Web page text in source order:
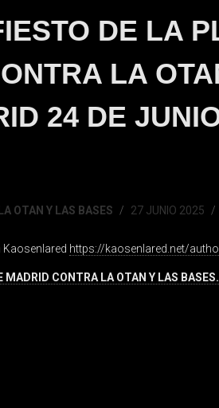
DE LA
LA
24 DE
OTAN Y LAS BASES 27 JUNIO 2025
Kaosenlared https://kaosenlared.net/
CONTRA LA OTAN Y LAS BASES.